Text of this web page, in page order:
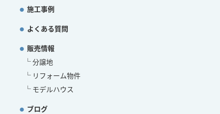
施工事例
よくある質問
販売情報
分譲地
リフォーム物件
モデルハウス
ブログ